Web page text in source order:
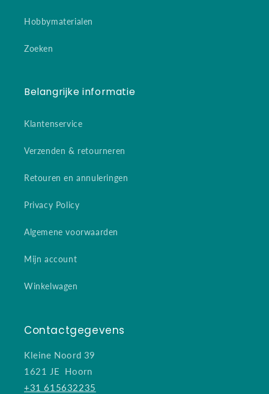
Hobbymaterialen
Zoeken
Belangrijke informatie
Klantenservice
Verzenden & retourneren
Retouren en annuleringen
Privacy Policy
Algemene voorwaarden
Mijn account
Winkelwagen
Contactgegevens
Kleine Noord 39
1621 JE Hoorn
+31 615632235